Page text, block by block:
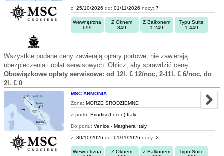
z: 25/10/2026 do: 01/11/2026 nocy: 7
Wewnętrzna
699
Z Oknem
849
Z Balkonem
1.249
Typu Suite
1.449
Wszystkie podane ceny zawierają opłaty portowe, nie zawierają
ubezpieczenia i opłat serwisowych. Oblicz, aby sprawdzić cenę.
Obowiązkowe opłaty serwisowe: od 12l. € 12/noc, 2-11l. € 6/noc, do
2l. € 0
MSC ARMONIA
Zona: MORZE ŚRÓDZIEMNE
Z portu: Brindisi (Lecce) Italy
Do portu: Venice - Marghera Italy
z: 30/10/2026 do: 01/11/2026 nocy: 2
Wewnętrzna
Z Oknem
Z Balkonem
Typu Suite